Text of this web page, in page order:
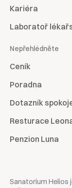
Kariéra
Laboratoř
Nepřehlédněte
Ceník
Poradna
Dotazník
Resturace
Penzion Luna
Sanatorium Helios